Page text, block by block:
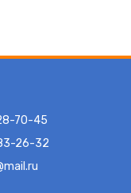
70-45
26-32